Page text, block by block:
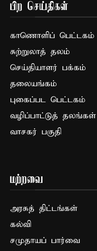
பிற செய்திகள்
காணொளிப் பெட்டகம்
சுற்றுலாத் தலம்
செய்தியாளர் பக்கம்
தலையங்கம்
புகைப்பட பெட்டகம்
வழிப்பாட்டுத் தலங்கள்
வாசகர் பகுதி
மற்றவை
அரசுத் திட்டங்கள்
கல்வி
சமுதாயப் பார்வை